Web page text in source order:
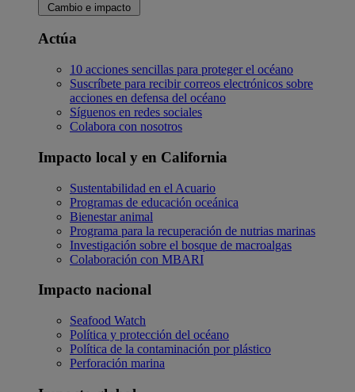
Cambio e impacto
Actúa
10 acciones sencillas para proteger el océano
Suscríbete para recibir correos electrónicos sobre
acciones en defensa del océano
Síguenos en redes sociales
Colabora con nosotros
Impacto local y en California
Sustentabilidad en el Acuario
Programas de educación oceánica
Bienestar animal
Programa para la recuperación de nutrias marinas
Investigación sobre el bosque de macroalgas
Colaboración con MBARI
Impacto nacional
Seafood Watch
Política y protección del océano
Política de la contaminación por plástico
Perforación marina